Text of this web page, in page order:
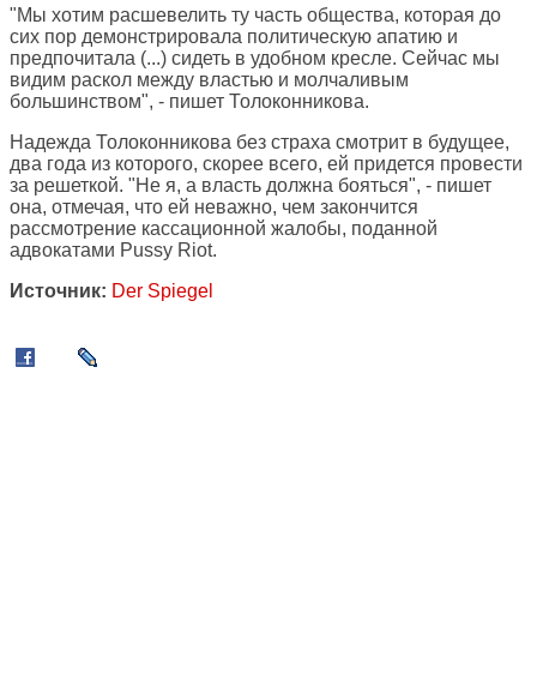
"Мы хотим расшевелить ту часть общества, которая до
сих пор демонстрировала политическую апатию и
предпочитала (...) сидеть в удобном кресле. Сейчас мы
видим раскол между властью и молчаливым
большинством", - пишет Толоконникова.
Надежда Толоконникова без страха смотрит в будущее,
два года из которого, скорее всего, ей придется провести
за решеткой. "Не я, а власть должна бояться", - пишет
она, отмечая, что ей неважно, чем закончится
рассмотрение кассационной жалобы, поданной
адвокатами Pussy Riot.
Источник: Der Spiegel